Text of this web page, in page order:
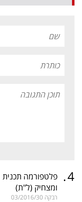
4
. פלטפורמה
ומצחיק (ל"ת)
רבקה 03/2016/30